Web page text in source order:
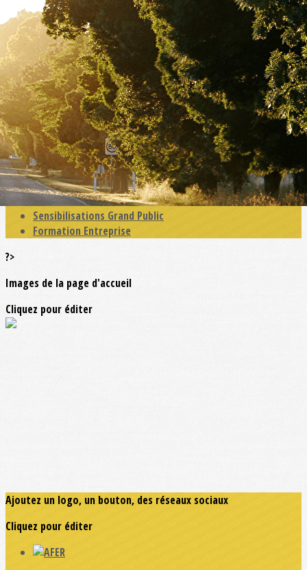
Exporter les lignes sélectionnées
Exporter toutes les colonnes
Exporter uniquement les colonnes affichées
Menu
<
>
Actualités
Education Primaire
Education Collège - MFR
Education Lycées -CFA
Enseignement Supérieur
Sensibilisation Séniors
Sensibilisations Grand Public
Formation Entreprise
?>
Images de la page d'accueil
Cliquez pour éditer
Ajoutez un logo, un bouton, des réseaux sociaux
Cliquez pour éditer